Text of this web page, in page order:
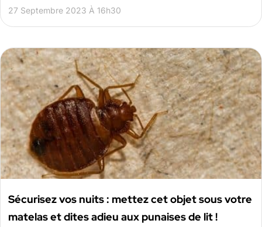
27 Septembre 2023 À 16h30
Sécurisez vos nuits : mettez cet objet sous votre
matelas et dites adieu aux punaises de lit !